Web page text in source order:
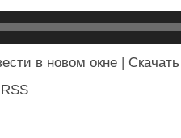
в новом окне | Скачать
RSS